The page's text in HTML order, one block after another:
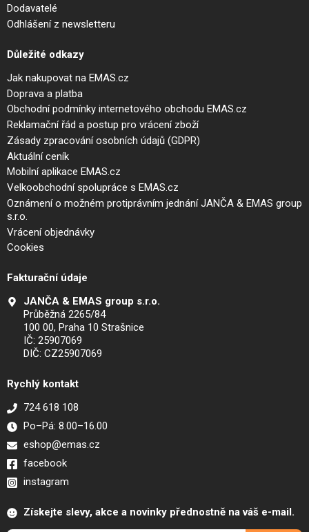
Dodavatelé
Odhlášení z newsletteru
Důležité odkazy
Jak nakupovat na EMAS.cz
Doprava a platba
Obchodní podmínky internetového obchodu EMAS.cz
Reklamační řád a postup pro vrácení zboží
Zásady zpracování osobních údajů (GDPR)
Aktuální ceník
Mobilní aplikace EMAS.cz
Velkoobchodní spolupráce s EMAS.cz
Oznámení o možném protiprávním jednání JANČA & EMAS group
s.r.o.
Vrácení objednávky
Cookies
Fakturační údaje
JANČA & EMAS group s.r.o.
Průběžná 2265/84
100 00, Praha 10 Strašnice
IČ: 25907069
DIČ: CZ25907069
Rychlý kontakt
724 618 108
Po–Pá: 8.00–16.00
eshop@emas.cz
facebook
instagram
Získejte slevy, akce a novinky přednostně na váš e-mail.